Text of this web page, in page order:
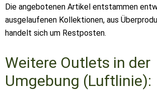
Die angebotenen Artikel entstammen
ausgelaufenen Kollektionen, aus
handelt sich um Restposten.
Weitere Outlets in der
Umgebung (Luftlinie):